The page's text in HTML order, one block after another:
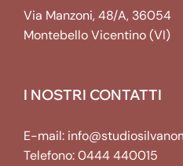
Via Manzoni, 48/A, 36054
Montebello Vicentino (VI)
I NOSTRI CONTATTI
E-mail:
Telefono:0444 440015